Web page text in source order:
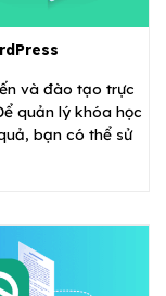
và đào tạo trực
quản lý khóa học
bạn có thể sử